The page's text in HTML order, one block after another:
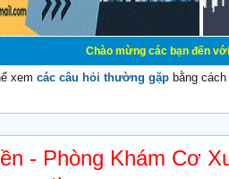
Chào mừng các bạn đến với Diễn đàn
xem các câu hỏi thường gặp bằng
- Phòng Khám Cơ